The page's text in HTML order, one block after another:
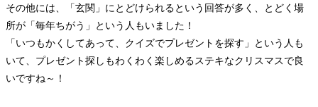
その他には、「玄関」にとどけられるという回答が多く、とどく場
所が「毎年ちがう」という人もいました！
「いつもかくしてあって、クイズでプレゼントを探す」という人も
いて、プレゼント探しもわくわく楽しめるステキなクリスマスで良
いですね～！